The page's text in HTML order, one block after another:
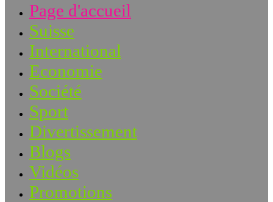
Page d'accueil
Suisse
International
Economie
Société
Sport
Divertissement
Blogs
Vidéos
Promotions